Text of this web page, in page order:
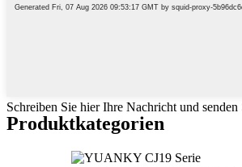
Schreiben Sie hier Ihre Nachricht und senden
Produktkategorien